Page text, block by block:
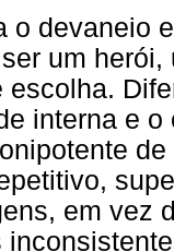
o devaneio
um
escolha.
interna e
em vez